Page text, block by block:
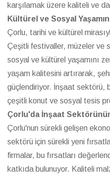
karşılamak üzere kaliteli ve
Kültürel ve Sosyal
Çorlu, tarihi ve kültürel
Çeşitli festivaller, müzeler ve
sosyal ve kültürel yaşamını
yaşam kalitesini artırarak,
güçlendiriyor. İnşaat sektörü,
çeşitli konut ve sosyal tesis
Çorlu'da İnşaat
Çorlu'nun sürekli gelişen
sektörü için sürekli yeni
firmalar, bu fırsatları
katkıda bulunuyor. Kaliteli